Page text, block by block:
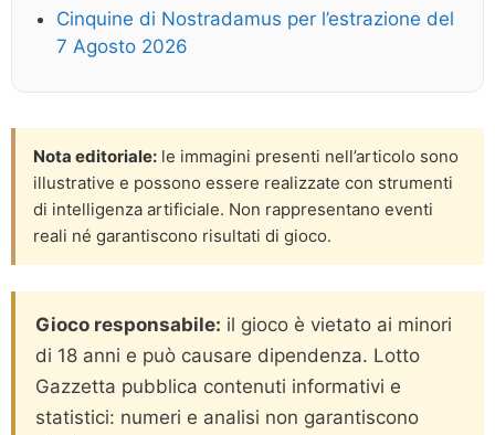
Cinquine di Nostradamus per l’estrazione del
7 Agosto 2026
Nota editoriale: le immagini presenti nell’articolo sono
illustrative e possono essere realizzate con strumenti
di intelligenza artificiale. Non rappresentano eventi
reali né garantiscono risultati di gioco.
Gioco responsabile: il gioco è vietato ai minori
di 18 anni e può causare dipendenza. Lotto
Gazzetta pubblica contenuti informativi e
statistici: numeri e analisi non garantiscono